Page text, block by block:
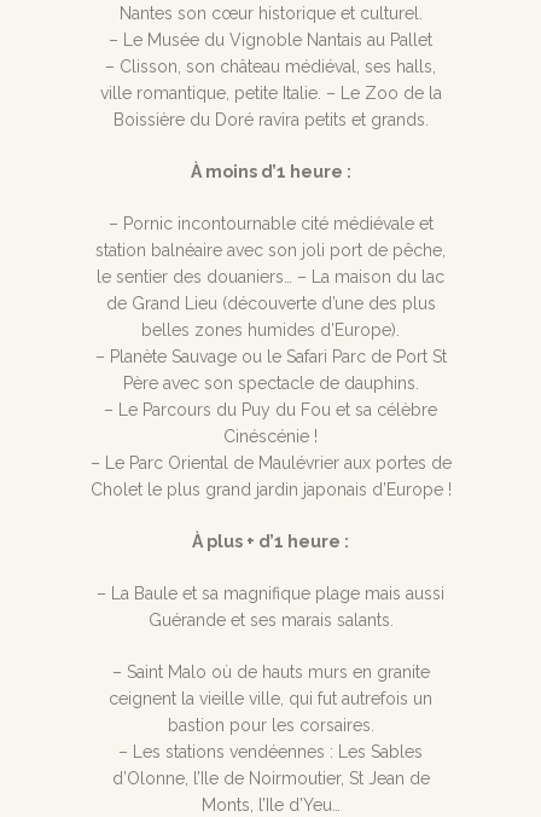
Nantes son cœur historique et culturel.
– Le Musée du Vignoble Nantais au Pallet
– Clisson, son château médiéval, ses halls,
ville romantique, petite Italie. – Le Zoo de la
Boissière du Doré ravira petits et grands.
À moins d’1 heure :
– Pornic incontournable cité médiévale et
station balnéaire avec son joli port de pêche,
le sentier des douaniers… – La maison du lac
de Grand Lieu (découverte d’une des plus
belles zones humides d’Europe).
– Planète Sauvage ou le Safari Parc de Port St
Père avec son spectacle de dauphins.
– Le Parcours du Puy du Fou et sa célèbre
Cinéscénie !
– Le Parc Oriental de Maulévrier aux portes de
Cholet le plus grand jardin japonais d’Europe !
À plus + d’1 heure :
– La Baule et sa magnifique plage mais aussi
Guérande et ses marais salants.
– Saint Malo où de hauts murs en granite
ceignent la vieille ville, qui fut autrefois un
bastion pour les corsaires.
– Les stations vendéennes : Les Sables
d’Olonne, l’Ile de Noirmoutier, St Jean de
Monts, l’Ile d’Yeu…